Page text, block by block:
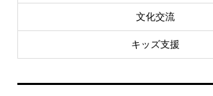
文化交流
キッズ支援